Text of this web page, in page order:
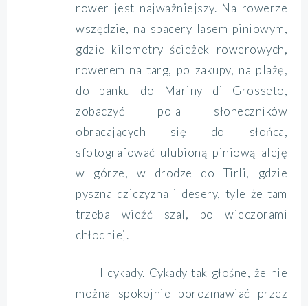
rower jest najważniejszy. Na rowerze
wszędzie, na spacery lasem piniowym,
gdzie kilometry ścieżek rowerowych,
rowerem na targ, po zakupy, na plażę,
do banku do Mariny di Grosseto,
zobaczyć pola słoneczników
obracających się do słońca,
sfotografować ulubioną piniową aleję
w górze, w drodze do Tirli, gdzie
pyszna dziczyzna i desery, tyle że tam
trzeba wieźć szal, bo wieczorami
chłodniej.
I cykady. Cykady tak głośne, że nie
można spokojnie porozmawiać przez